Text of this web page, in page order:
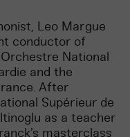
Leo Margue
conductor of
National
and the
After
Supérieur de
as a teacher
masterclass